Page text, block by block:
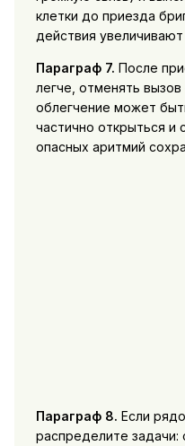
клетки до приезда
действия
Параграф 7. После
легче, отменять
облегчение может
частично открыться и
опасных аритмий
Параграф 8. Если
распределите